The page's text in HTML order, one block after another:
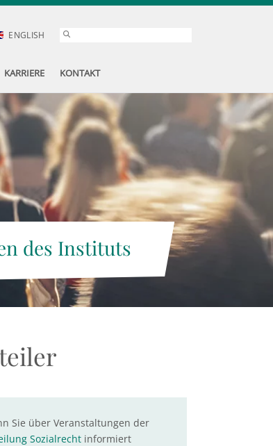
ENGLISH
KARRIERE KONTAKT
des Instituts
Sie über Veranstaltungen der
Sozialrechtinformiert